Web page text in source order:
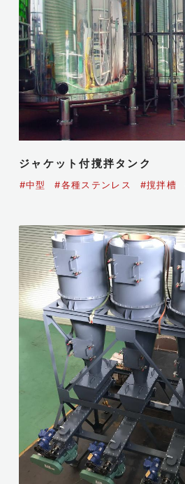
ジャケット付撹拌タンク
#中型 #各種ステンレス #撹拌槽